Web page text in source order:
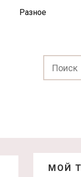
Разное
МОЙ